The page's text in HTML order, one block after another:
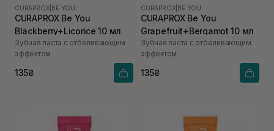
CURAPROX BE YOU
CURAPROX Be You
Blackberry+Licorice 10 мл
Зубная паста с отбеливающим
эффектом
135₴
CURAPROX BE YOU
CURAPROX Be You
Grapefruit+Bergamot 10 мл
Зубная паста с отбеливающим
эффектом
135₴